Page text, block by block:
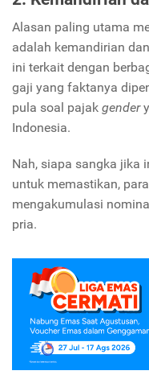
Alasan paling utama
adalah kemandirian
ini terkait dengan
gaji yang faktanya
pula soal pajak gender
Indonesia.
Nah, siapa sangka jika
untuk memastikan,
mengakumulasi
pria.